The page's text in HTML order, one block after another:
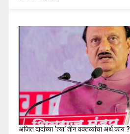
अजित दादांच्या ‘त्या’ तीन वक्तव्यांचा अर्थ काय ?